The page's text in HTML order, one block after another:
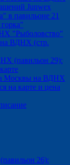
Junwex
в павильоне 21
"Рыболовство"
на ВДНХ (стр.
(павильон 29):
Москвы на ВДНХ
на карте и цена
26):